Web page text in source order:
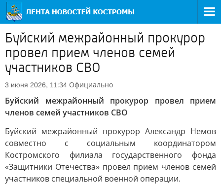
Буйский межрайонный прокурор
провел прием членов семей
участников СВО
3 июня 2026, 11:34 Официально
Буйский межрайонный прокурор провел прием
членов семей участников СВО
Буйский межрайонный прокурор Александр Немов
совместно с социальным координатором
Костромского филиала государственного фонда
«Защитники Отечества» провел прием членов семей
участников специальной военной операции.